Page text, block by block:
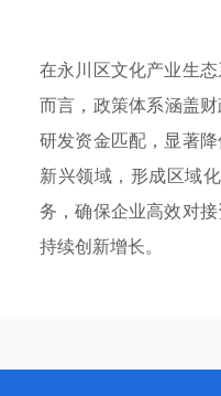
在永川区文化产业生态
而言，政策体系涵盖
研发资金匹配，显著
新兴领域，形成区域
务，确保企业高效对
持续创新增长。